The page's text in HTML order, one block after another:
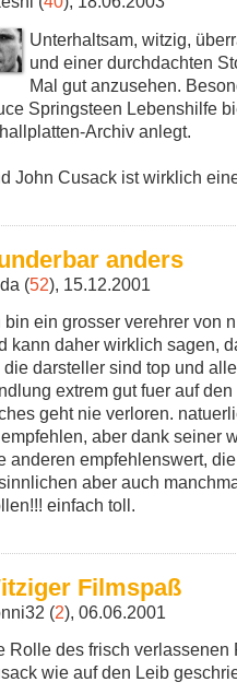
Unterhaltsam, witzig,
und einer durchdachten
Mal gut anzusehen.
Springsteen Lebenshilfe
Archiv anlegt.
John Cusack ist wirklich
anders
(52), 15.12.2001
bin ein grosser verehrer von
kann daher wirklich sagen,
die darsteller sind top und
extrem gut fuer auf
geht nie verloren.
aber dank seiner
anderen empfehlenswert,
aber auch
einfach toll.
Filmspaß
(2), 06.06.2001
Rolle des frisch
wie auf den Leib